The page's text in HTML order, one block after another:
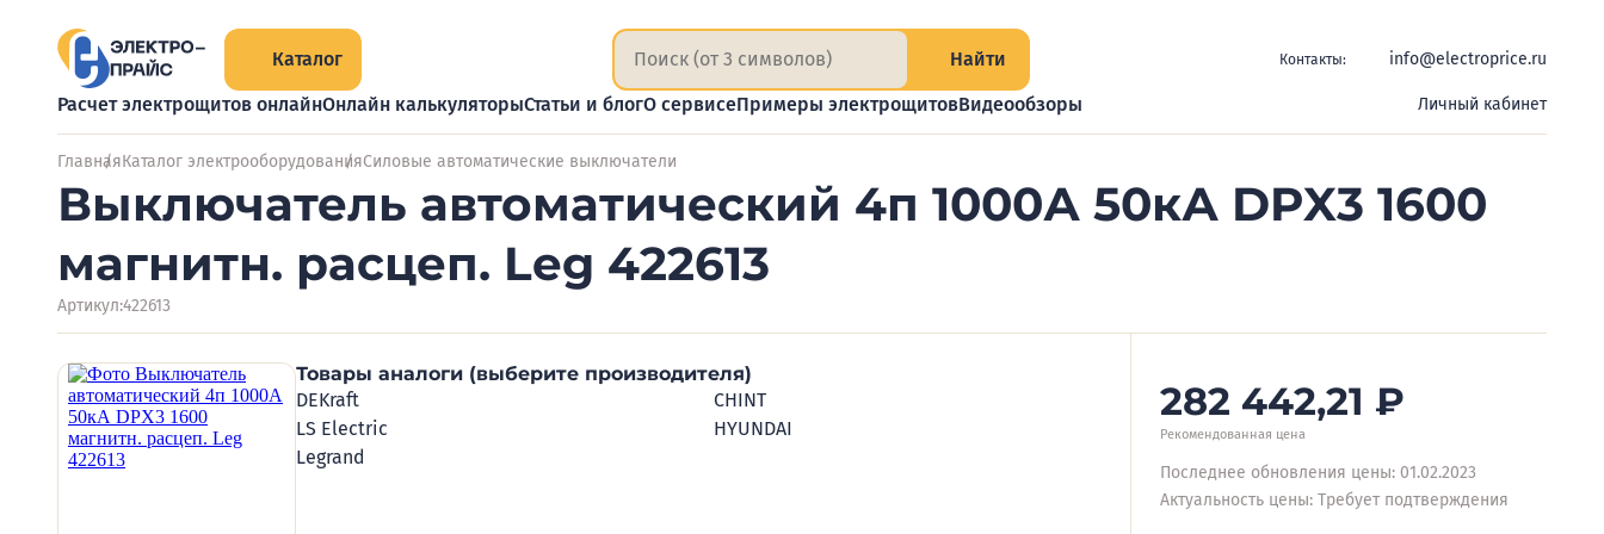
Каталог Найти Контакты: info@electroprice.ru
Расчет электрощитов онлайнОнлайн калькуляторыСтатьи и блогО сервисеПримеры электрощитовВидеообзоры Личный кабинет
ГлавнаяКаталог электрооборудованияСиловые автоматические выключатели
Выключатель автоматический 4п 1000А 50кА DPX3 1600
магнитн. расцеп. Leg 422613
Артикул:422613
Товары аналоги (выберите производителя)
DEKraft
CHINT
LS Electric
HYUNDAI
Legrand
282 442,21 ₽
Рекомендованная цена
Последнее обновления цены: 01.02.2023
Актуальность цены: Требует подтверждения